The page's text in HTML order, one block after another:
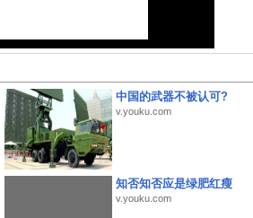
中国的武器不被认可?
v.youku.com
知否知否应是绿肥红瘦
v.youku.com